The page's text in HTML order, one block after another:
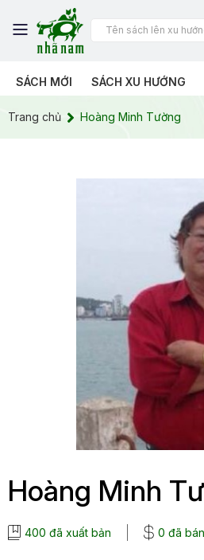
SÁCH MỚI SÁCH XU HƯỚNG
Trang chủ Hoàng Minh Tường
Hoàng Minh
400 đã xuất bản 0 đã bán